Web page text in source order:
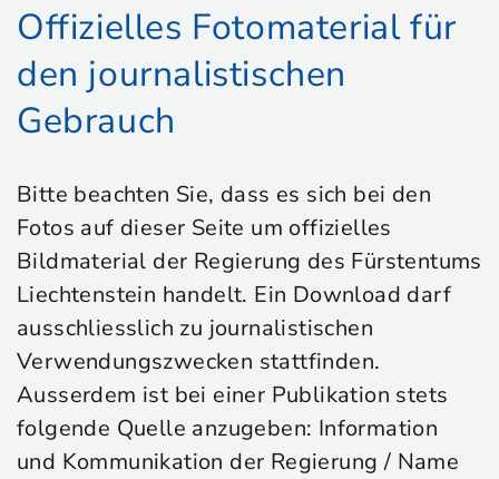
Offizielles Fotomaterial für
den journalistischen
Gebrauch
Bitte beachten Sie, dass es sich bei den
Fotos auf dieser Seite um offizielles
Bildmaterial der Regierung des Fürstentums
Liechtenstein handelt. Ein Download darf
ausschliesslich zu journalistischen
Verwendungszwecken stattfinden.
Ausserdem ist bei einer Publikation stets
folgende Quelle anzugeben: Information
und Kommunikation der Regierung / Name